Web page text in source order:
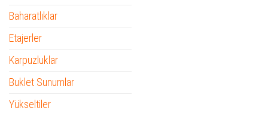
Baharatlıklar
Etajerler
Karpuzluklar
Buklet Sunumlar
Yükseltiler